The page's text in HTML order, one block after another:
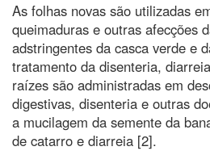
As folhas novas são utilizadas
queimaduras e outras afecções
adstringentes da casca verde e
tratamento da disenteria,
raízes são administradas em
digestivas, disenteria e outras
a mucilagem da semente da
de catarro e diarreia [2].